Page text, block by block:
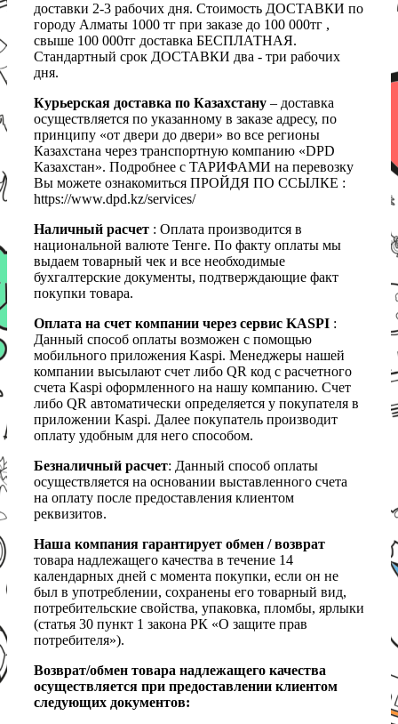
доставки 2-3 рабочих дня. Стоимость ДОСТАВКИ по
городу Алматы 1000 тг при заказе до 100 000тг ,
свыше 100 000тг доставка БЕСПЛАТНАЯ.
Стандартный срок ДОСТАВКИ два - три рабочих
дня.
Курьерская доставка по Казахстану – доставка
осуществляется по указанному в заказе адресу, по
принципу «от двери до двери» во все регионы
Казахстана через транспортную компанию «DPD
Казахстан». Подробнее с ТАРИФАМИ на перевозку
Вы можете ознакомиться ПРОЙДЯ ПО ССЫЛКЕ :
https://www.dpd.kz/services/
Наличный расчет : Оплата производится в
национальной валюте Тенге. По факту оплаты мы
выдаем товарный чек и все необходимые
бухгалтерские документы, подтверждающие факт
покупки товара.
Оплата на счет компании через сервис KASPI :
Данный способ оплаты возможен с помощью
мобильного приложения Kaspi. Менеджеры нашей
компании высылают счет либо QR код с расчетного
счета Kaspi оформленного на нашу компанию. Счет
либо QR автоматически определяется у покупателя в
приложении Kaspi. Далее покупатель производит
оплату удобным для него способом.
Безналичный расчет: Данный способ оплаты
осуществляется на основании выставленного счета
на оплату после предоставления клиентом
реквизитов.
Наша компания гарантирует обмен / возврат
товара надлежащего качества в течение 14
календарных дней с момента покупки, если он не
был в употреблении, сохранены его товарный вид,
потребительские свойства, упаковка, пломбы, ярлыки
(статья 30 пункт 1 закона РК «О защите прав
потребителя»).
Возврат/обмен товара надлежащего качества
осуществляется при предоставлении клиентом
следующих документов: